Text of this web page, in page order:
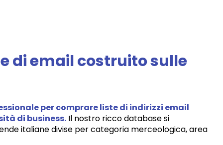
di email costruito sulle
percomprare liste di indirizzi email
di business. Il nostro ricco database si
italiane divise per categoria merceologica, area